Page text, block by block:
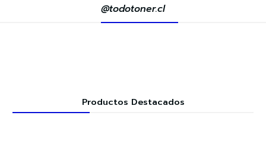
@todotoner.cl
Productos Destacados